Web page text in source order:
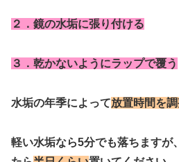
２．鏡の水垢に張り付ける
３．乾かないようにラップで覆う
水垢の年季によって放置時間を
軽い水垢なら5分でも落ちますが